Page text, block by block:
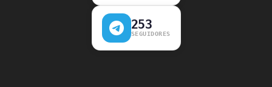
253
SEGUIDORES